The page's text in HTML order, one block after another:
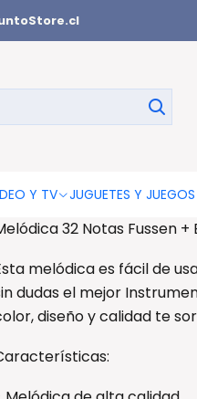
Y TV JUGUETES Y JUEGOS
- Ps
Melódica 32
32 Notas Fussen
melódica es fácil de
dudas el mejor
diseño y calidad te